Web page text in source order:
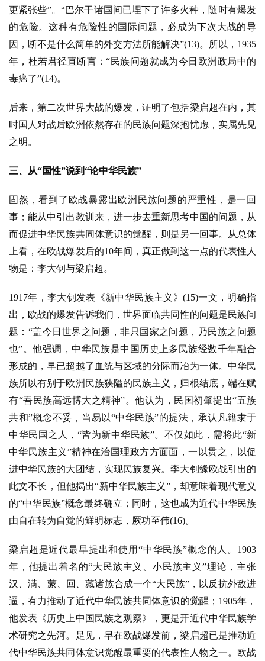
首
文
章
类
专
题
更紧张些”。“巴尔干诸国间已埋下了许多火种，随时有爆发
的危险。这种有危险性的国际问题，必成为下次大战的导
因，断不是什么简单的外交方法所能解决”(13)。所以，1935
年，杜若君径直断言：“民族问题就成为今日欧洲政局中的
毒癌了”(14)。
后来，第二次世界大战的爆发，证明了包括梁启超在内，其
时国人对战后欧洲依然存在的民族问题深抱忧虑，实属先见
之明。
三、从“国性”说到“论中华民族”
固然，看到了欧战暴露出欧洲民族问题的严重性，是一回
事；能从中引出教训来，进一步去重新思考中国的问题，从
而促进中华民族共同体意识的觉醒，则是另一回事。从总体
上看，在欧战爆发后的10年间，真正做到这一点的代表性人
物是：李大钊与梁启超。
1917年，李大钊发表《新中华民族主义》(15)一文，明确指
出，欧战的爆发告诉我们，世界面临共同性的问题是民族问
题：“盖今日世界之问题，非只国家之问题，乃民族之问题
也”。他强调，中华民族是中国历史上多民族经数千年融合
形成的，早已超越了血统与区域的分际而冶为一体。中华民
族所以有别于欧洲民族狭隘的民族主义，归根结底，端在赋
有“吾民族高远博大之精神”。他认为，民国初肇提出“五族
共和”概念不妥，当易以“中华民族”的提法，承认凡籍隶于
中华民国之人，“皆为新中华民族”。不仅如此，需将此“新
中华民族主义”精神在治国理政方方面面，一以贯之，以促
进中华民族的大团结，实现民族复兴。李大钊缘欧战引出的
此文不长，但他揭出“新中华民族主义”，却意味着现代意义
的“中华民族”概念最终确立；同时，这也成为近代中华民族
由自在转为自觉的鲜明标志，厥功至伟(16)。
梁启超是近代最早提出和使用 “中华民族”概念的人。1903
年，他提出着名的“大民族主义、小民族主义”理论，主张
汉、满、蒙、回、藏诸族合成一个“大民族”，以反抗外敌进
逼，有力推动了近代中华民族共同体意识的觉醒；1905年，
他发表《历史上中国民族之观察》，更是开近代中华民族学
术研究之先河。足见，早在欧战爆发前，梁启超已是推动近
代中华民族共同体意识觉醒最重要的代表性人物之一。欧战